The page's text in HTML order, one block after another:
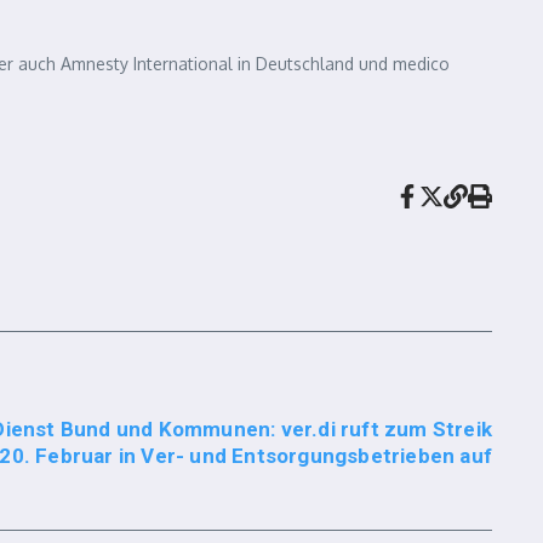
auch Amnesty International in Deutschland und medico
Bund und Kommunen: ver.di ruft zum Streik
Februar in Ver- und Entsorgungsbetrieben auf